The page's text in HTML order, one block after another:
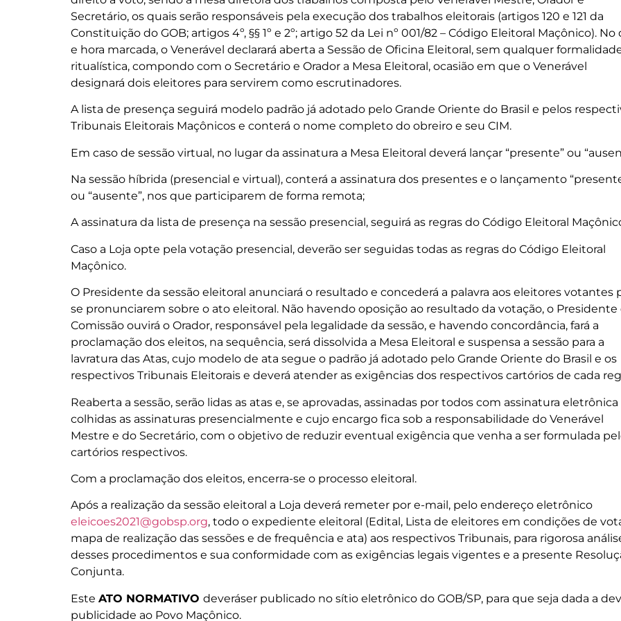
Secretário, os quais serão responsáveis pela execução dos trabalhos eleitorais (artigos 120 e 121 da
Constituição do GOB; artigos 4º, §§ 1º e 2º; artigo 52 da Lei nº 001/82 – Código Eleitoral Maçônico). No
e hora marcada, o Venerável declarará aberta a Sessão de Oficina Eleitoral, sem qualquer
ritualística, compondo com o Secretário e Orador a Mesa Eleitoral, ocasião em que o Venerável
designará dois eleitores para servirem como escrutinadores.
A lista de presença seguirá modelo padrão já adotado pelo Grande Oriente do Brasil e pelos
Tribunais Eleitorais Maçônicos e conterá o nome completo do obreiro e seu CIM.
Em caso de sessão virtual, no lugar da assinatura a Mesa Eleitoral deverá lançar “presente” ou
Na sessão híbrida (presencial e virtual), conterá a assinatura dos presentes e o lançamento
ou “ausente”, nos que participarem de forma remota;
A assinatura da lista de presença na sessão presencial, seguirá as regras do Código Eleitoral
Caso a Loja opte pela votação presencial, deverão ser seguidas todas as regras do Código Eleitoral
Maçônico.
O Presidente da sessão eleitoral anunciará o resultado e concederá a palavra aos eleitores votantes
se pronunciarem sobre o ato eleitoral. Não havendo oposição ao resultado da votação, o Presidente
Comissão ouvirá o Orador, responsável pela legalidade da sessão, e havendo concordância, fará a
proclamação dos eleitos, na sequência, será dissolvida a Mesa Eleitoral e suspensa a sessão para a
lavratura das Atas, cujo modelo de ata segue o padrão já adotado pelo Grande Oriente do Brasil e os
respectivos Tribunais Eleitorais e deverá atender as exigências dos respectivos cartórios de cada
Reaberta a sessão, serão lidas as atas e, se aprovadas, assinadas por todos com assinatura eletrônica
colhidas as assinaturas presencialmente e cujo encargo fica sob a responsabilidade do Venerável
Mestre e do Secretário, com o objetivo de reduzir eventual exigência que venha a ser formulada
cartórios respectivos.
Com a proclamação dos eleitos, encerra-se o processo eleitoral.
Após a realização da sessão eleitoral a Loja deverá remeter por e-mail, pelo endereço eletrônico
eleicoes2021@gobsp.org, todo o expediente eleitoral (Edital, Lista de eleitores em condições de
mapa de realização das sessões e de frequência e ata) aos respectivos Tribunais, para rigorosa
desses procedimentos e sua conformidade com as exigências legais vigentes e a presente
Conjunta.
Este ATO NORMATIVO deveráser publicado no sítio eletrônico do GOB/SP, para que seja dada a
publicidade ao Povo Maçônico.